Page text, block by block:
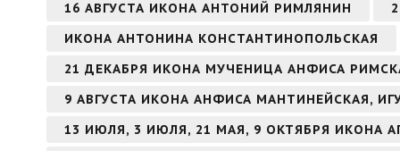
16 АВГУСТА ИКОНА АНТОНИЙ РИМЛЯНИН
ИКОНА АНТОНИНА КОНСТАНТИНОПОЛЬСКАЯ
21 ДЕКАБРЯ ИКОНА МУЧЕНИЦА АНФИСА
9 АВГУСТА ИКОНА АНФИСА МАНТИНЕЙСКАЯ,
13 ИЮЛЯ, 3 ИЮЛЯ, 21 МАЯ, 9 ОКТЯБРЯ ИКОНА